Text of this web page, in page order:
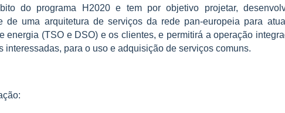
do programa H2020 e tem por objetivo projetar,
de uma arquitetura de serviços da rede pan-europeia para
energia (TSO e DSO) e os clientes, e permitirá a operação
interessadas, para o uso e adquisição de serviços comuns.